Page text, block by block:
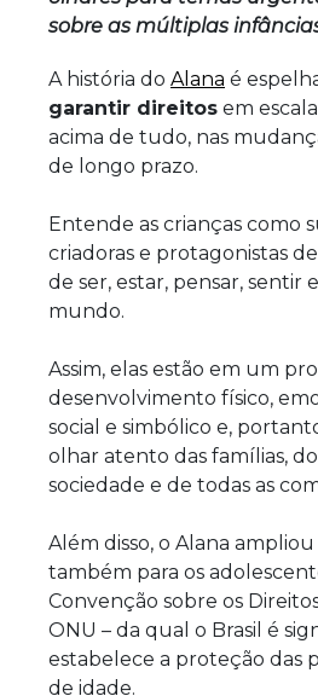
sobre as múltiplas
A história do Alana é
garantir direitos em
acima de tudo, nas
de longo prazo.
Entende as crianças como
criadoras e protagonistas
de ser, estar, pensar, sentir
mundo.
Assim, elas estão em um
desenvolvimento físico,
social e simbólico e,
olhar atento das famílias,
sociedade e de todas as
Além disso, o Alana
também para os
Convenção sobre os
ONU – da qual o Brasil é
estabelece a proteção das
de idade.